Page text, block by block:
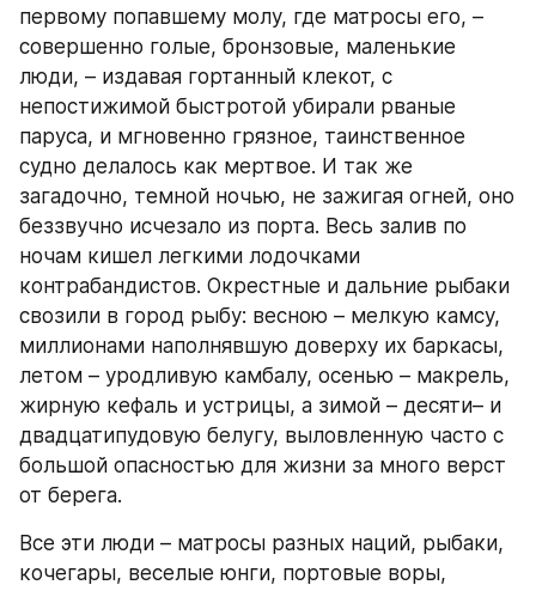
первому попавшему молу, где матросы его, –
совершенно голые, бронзовые, маленькие
люди, – издавая гортанный клекот, с
непостижимой быстротой убирали рваные
паруса, и мгновенно грязное, таинственное
судно делалось как мертвое. И так же
загадочно, темной ночью, не зажигая огней, оно
беззвучно исчезало из порта. Весь залив по
ночам кишел легкими лодочками
контрабандистов. Окрестные и дальние рыбаки
свозили в город рыбу: весною – мелкую камсу,
миллионами наполнявшую доверху их баркасы,
летом – уродливую камбалу, осенью – макрель,
жирную кефаль и устрицы, а зимой – десяти– и
двадцатипудовую белугу, выловленную часто с
большой опасностью для жизни за много верст
от берега.
Все эти люди – матросы разных наций, рыбаки,
кочегары, веселые юнги, портовые воры,